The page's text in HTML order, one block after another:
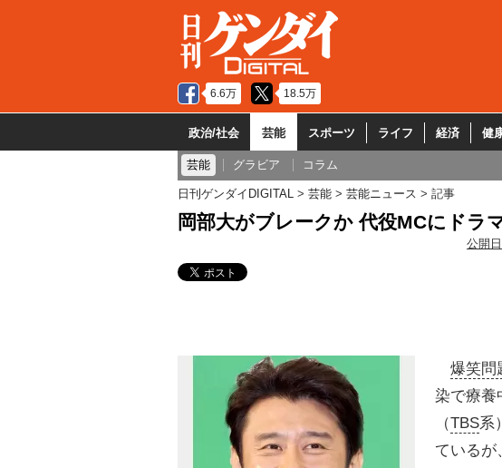
6.6万 18.5万
政治/社会 芸能 スポーツ ライフ 経済 健
芸能 グラビア コラム
日刊ゲンダイDIGITAL 芸能 芸能ニュース 記事
岡部大がブレークか 代役MCにドラ
公開日
爆笑問
染で療養
（TBS系
ているが